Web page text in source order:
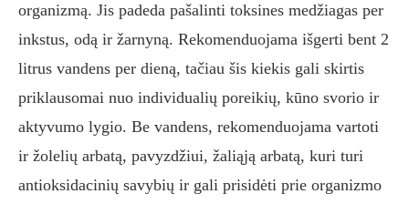
organizmą. Jis padeda pašalinti toksines medžiagas per
inkstus, odą ir žarnyną. Rekomenduojama išgerti bent 2
litrus vandens per dieną, tačiau šis kiekis gali skirtis
priklausomai nuo individualių poreikių, kūno svorio ir
aktyvumo lygio. Be vandens, rekomenduojama vartoti
ir žolelių arbatą, pavyzdžiui, žaliąją arbatą, kuri turi
antioksidacinių savybių ir gali prisidėti prie organizmo